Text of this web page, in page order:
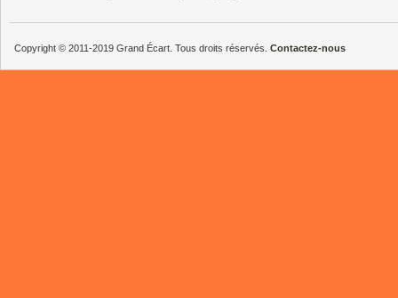
Copyright © 2011-2019 Grand Écart. Tous droits réservés. Contactez-nous